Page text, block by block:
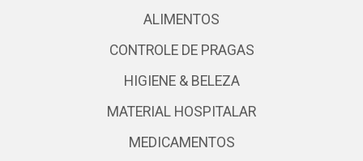
ALIMENTOS
CONTROLE DE PRAGAS
HIGIENE & BELEZA
MATERIAL HOSPITALAR
MEDICAMENTOS